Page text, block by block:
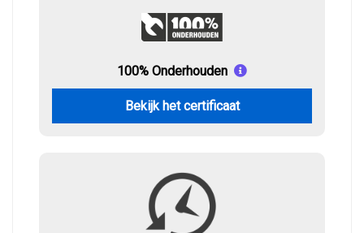
100% Onderhouden
Bekijk het certificaat